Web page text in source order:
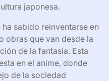
japonesa.
sabido reinventarse en
obras que van desde la
de la fantasía. Esta
en el anime, donde
de la sociedad